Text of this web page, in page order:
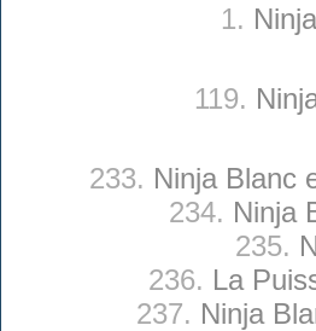
1.
119.
233. Ninja Blanc
234. Ninja
235.
236. La
237. Ninja